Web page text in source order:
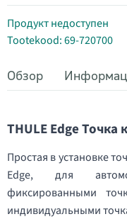
Продукт недоступен
Tootekood: 69-720700
Обзор
THULE Edge Точка
Простая в установке
Edge, для
фиксированными
индивидуальными